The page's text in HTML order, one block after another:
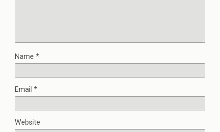
Name *
Email *
Website